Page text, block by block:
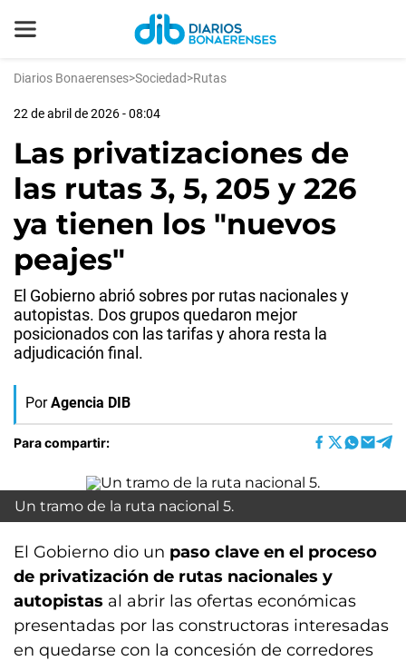
Diarios Bonaerenses>Sociedad>Rutas
22 de abril de 2026 - 08:04
Las privatizaciones de
las rutas 3, 5, 205 y 226
ya tienen los "nuevos
peajes"
El Gobierno abrió sobres por rutas nacionales y
autopistas. Dos grupos quedaron mejor
posicionados con las tarifas y ahora resta la
adjudicación final.
Por Agencia DIB
Para compartir:
Un tramo de la ruta nacional 5.
El Gobierno dio un paso clave en el proceso
de privatización de rutas nacionales y
autopistas al abrir las ofertas económicas
presentadas por las constructoras interesadas
en quedarse con la concesión de corredores